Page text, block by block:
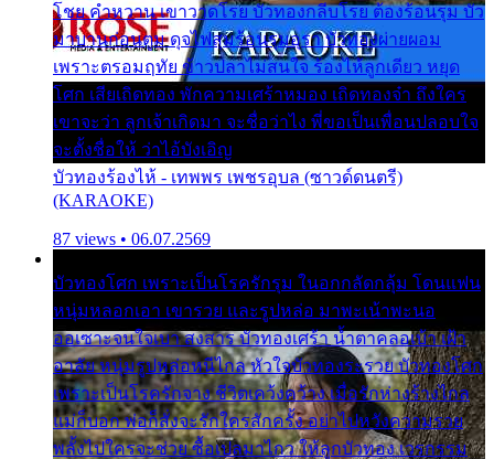
โชย คำหวาน เขาวาดโรย บัวทองกลีบโรย ต้องร้อนรุม บัว
มาบานก่อนตูม ดุจไฟสุมร้อนรุมอุรา บัวทองผ่ายผอม
เพราะตรอมฤทัย ข้าวปลาไม่สนใจ ร้องไห้ลูกเดียว หยุด
โศก เสียเถิดทอง พักความเศร้าหมอง เถิดทองจ๋า ถึงใคร
เขาจะว่า ลูกเจ้าเกิดมา จะชื่อว่าไง พี่ขอเป็นเพื่อนปลอบใจ
จะตั้งชื่อให้ ว่าไอ้บังเอิญ
บัวทองร้องไห้ - เทพพร เพชรอุบล (ซาวด์ดนตรี)
(KARAOKE)
87 views • 06.07.2569
บัวทองโศก เพราะเป็นโรครักรุม ในอกกลัดกลุ้ม โดนแฟน
หนุ่มหลอกเอา เขารวย และรูปหล่อ มาพะเน้าพะนอ
ออเซาะจนใจเบา สงสาร บัวทองเศร้า น้ำตาคลอเบ้า เฝ้า
อาลัย หนุ่มรูปหล่อหนีไกล หัวใจบัวทองระรวย บัวทองโศก
เพราะเป็นโรครักจาง ชีวิตเคว้งคว้าง เมื่อรักห่างร้างไกล
แม่ก็บอก พ่อก็สั่งจะรักใครสักครั้ง อย่าไปหวังความรวย
พลั้งไปใครจะช่วย ซื้อเปลมาไกว ให้ลูกบัวทอง เวรกรรม